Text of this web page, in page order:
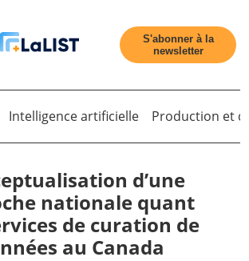
S'abonner à la
newsletter
Intelligence artificielle Production et
d’une
nationale quant
de curation de
au Canada